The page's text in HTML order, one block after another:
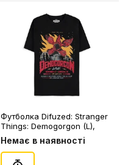
Футболка Difuzed: Stranger
Things: Demogorgon (L),
(154689)
Немає в наявності